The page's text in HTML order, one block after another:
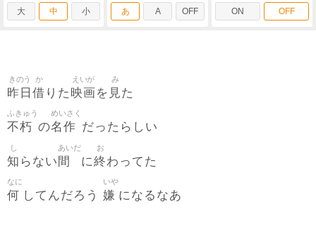
大 中 小 あ A OFF ON OFF
昨日
きのう
借
か
りた 映画
えいが
を 見
み
た
不朽
ふきゅう
の名作
めいさく
だったらしい
知
し
らない 間
あいだ
に終
お
わってた
何
なに
してんだろう 嫌
いや
になるなあ